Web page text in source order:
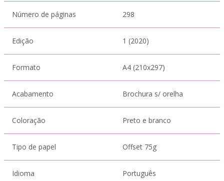
Número de páginas 298
Edição 1 (2020)
Formato A4 (210x297)
Acabamento Brochura s/ orelha
Coloração Preto e branco
Tipo de papel Offset 75g
Idioma Português